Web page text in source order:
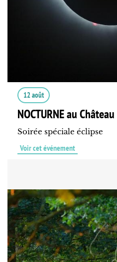
12 août
NOCTURNE au
Soirée spéciale éclipse
Voir cet événement